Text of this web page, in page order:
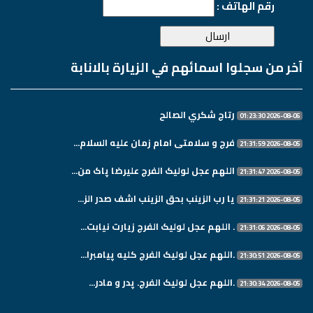
رقم الهاتف :
آخر من سجلوا اسمائهم في الزيارة بالانابة
2026-08-06 01:23:30 رتاج شكري الصالح
2026-08-05 21:31:59 فرج و سلامتی امام زمان علیه السلام...
2026-08-05 21:31:47 اللهم عجل لولیک الفرج علیرضا پاک من...
2026-08-05 21:31:21 یا رب الزینب بحق الزینب اشف صدر الز...
2026-08-05 21:31:06 . اللهم عجل لولیک الفرج زیارت نیابت...
2026-08-05 21:30:51 .اللهم عجل لولیک الفرج کلیه پیامبرا...
2026-08-05 21:30:34 .اللهم عجل لولیک الفرج. پدر و مادر...